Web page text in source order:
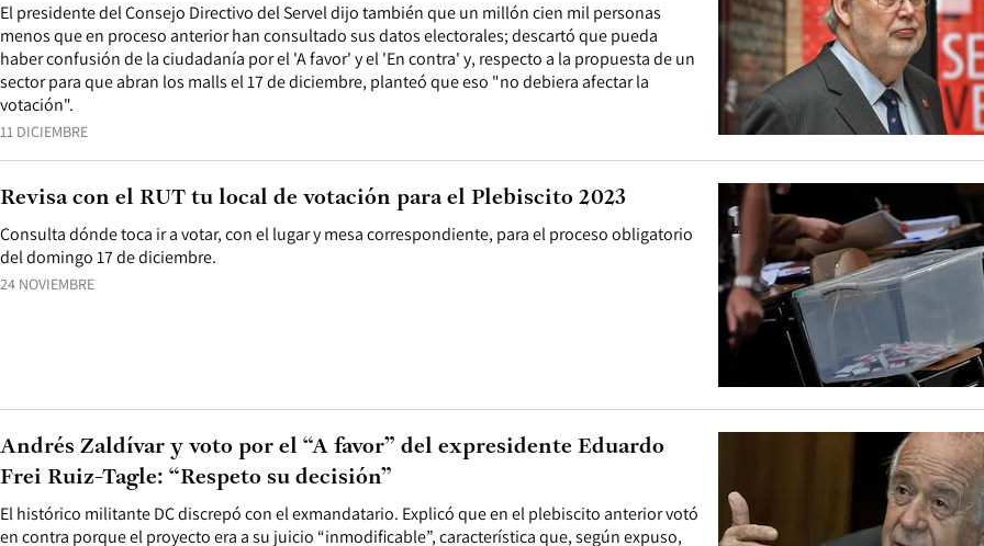
11 DICIEMBRE
El presidente del Consejo Directivo del Servel dijo también que un millón cien mil personas
menos que en proceso anterior han consultado sus datos electorales; descartó que pueda
haber confusión de la ciudadanía por el 'A favor' y el 'En contra' y, respecto a la propuesta de un
sector para que abran los malls el 17 de diciembre, planteó que eso "no debiera afectar la
votación".
24 NOVIEMBRE
Consulta dónde toca ir a votar, con el lugar y mesa correspondiente, para el proceso obligatorio
del domingo 17 de diciembre.
Revisa con el RUT tu local de votación para el Plebiscito 2023
El histórico militante DC discrepó con el exmandatario. Explicó que en el plebiscito anterior votó
en contra porque el proyecto era a su juicio “inmodificable”, característica que, según expuso,
Andrés Zaldívar y voto por el “A favor” del expresidente Eduardo
Frei Ruiz-Tagle: “Respeto su decisión”